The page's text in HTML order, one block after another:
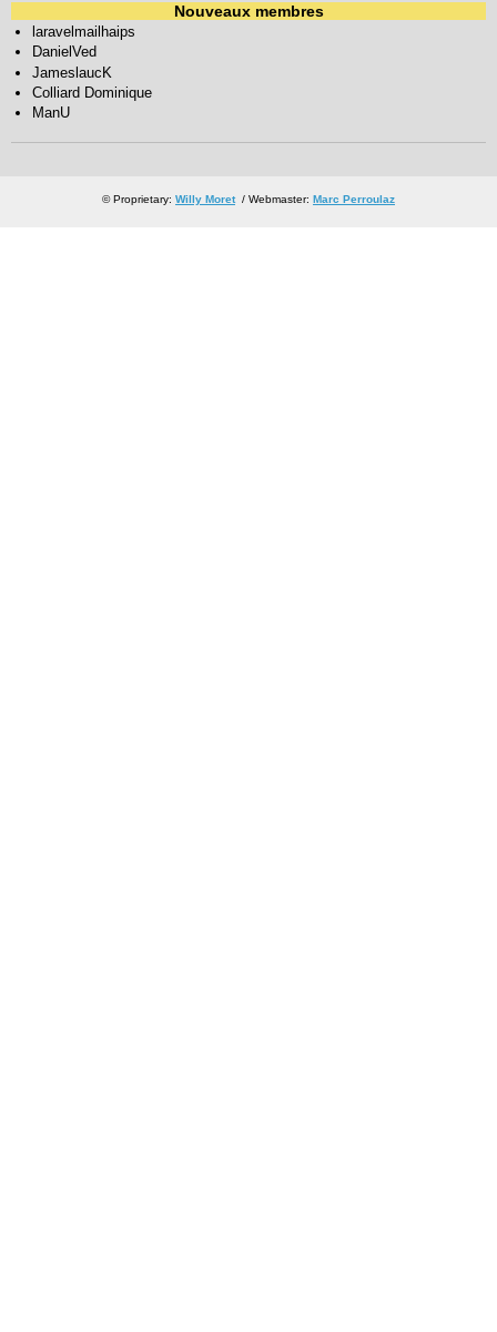
Nouveaux membres
laravelmailhaips
DanielVed
JameslaucK
Colliard Dominique
ManU
© Proprietary: Willy Moret/ Webmaster: Marc Perroulaz